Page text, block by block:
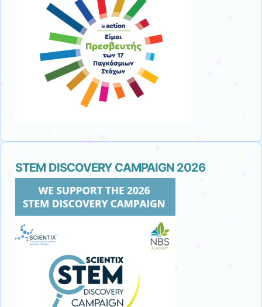
STEM DISCOVERY CAMPAIGN 2026